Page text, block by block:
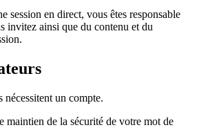
session en direct, vous êtes responsable
invitez ainsi que du contenu et du
un compte.
maintien de la sécurité de votre mot de